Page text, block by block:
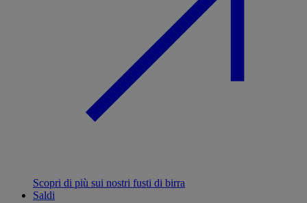
Scopri di più sui nostri fusti di birra
Saldi